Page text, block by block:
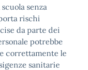
senza
rischi
da parte dei
potrebbe
correttamente le
sanitarie